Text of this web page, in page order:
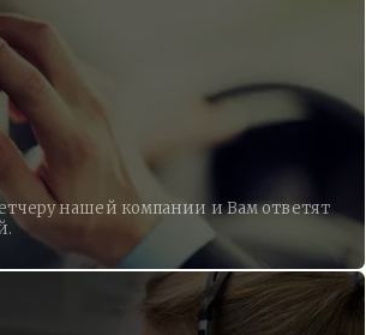
нашей компании и Вам ответят